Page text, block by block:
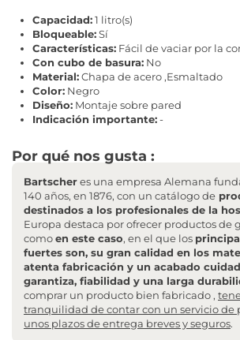
Capacidad:1 litro(s)
Bloqueable:Sí
Características: Fácil de vaciar por la
Con cubo de basura: No
Material:Chapa de acero ,Esmaltado
Color: Negro
Diseño: Montaje sobre pared
Indicación importante:-
Por qué nos gusta :
Bartscheres una empresa Alemana
140 años, en 1876, con un catálogo de
destinados a los profesionales de la
Europa destaca por ofrecer productos de
comoen este caso, en el que los
fuertes son, su gran calidad en los
atenta fabricación y un acabado
garantiza, fiabilidad y una larga
comprar un producto bien fabricado ,
tranquilidad de contar con un servicio de
unos plazos de entrega breves y seguros.